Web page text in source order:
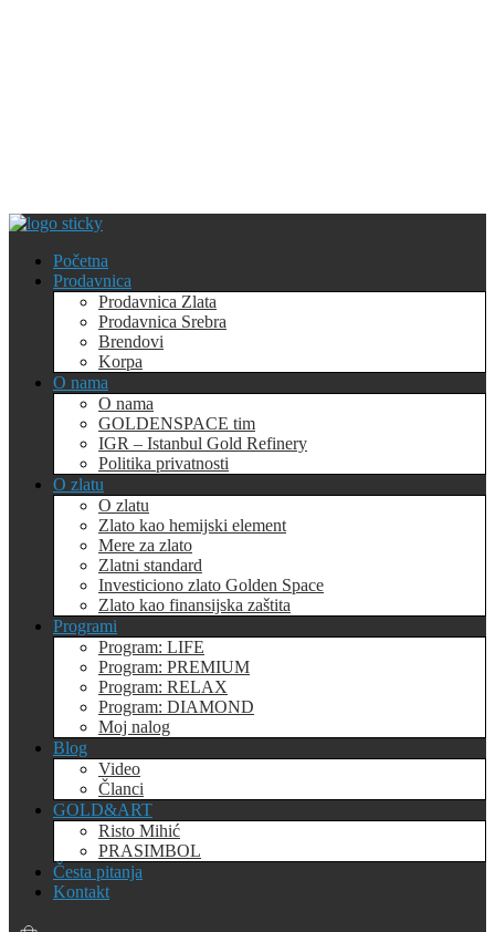
Početna
Prodavnica
Prodavnica Zlata
Prodavnica Srebra
Brendovi
Korpa
O nama
O nama
GOLDENSPACE tim
IGR – Istanbul Gold Refinery
Politika privatnosti
O zlatu
O zlatu
Zlato kao hemijski element
Mere za zlato
Zlatni standard
Investiciono zlato Golden Space
Zlato kao finansijska zaštita
Programi
Program: LIFE
Program: PREMIUM
Program: RELAX
Program: DIAMOND
Moj nalog
Blog
Video
Članci
GOLD&ART
Risto Mihić
PRASIMBOL
Česta pitanja
Kontakt